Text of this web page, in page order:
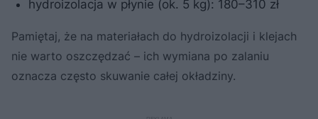
hydroizolacja w płynie (ok. 5 kg): 180–310 zł
Pamiętaj, że na materiałach do hydroizolacji i klejach
nie warto oszczędzać – ich wymiana po zalaniu
oznacza często skuwanie całej okładziny.